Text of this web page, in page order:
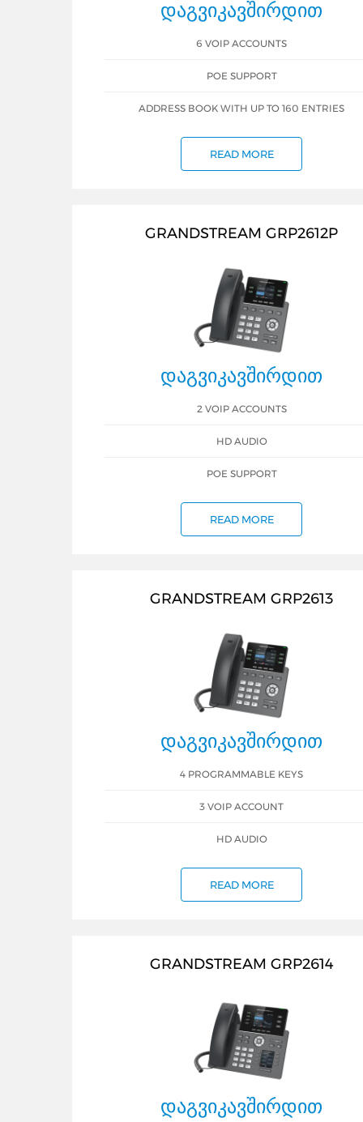
ᲓᲐᲒᲕᲘᲙᲐᲕᲨᲘᲠᲓᲘᲗ
6 VOIP ACCOUNTS
POE SUPPORT
ADDRESS BOOK WITH UP TO 160 ENTRIES
READ MORE
GRANDSTREAM GRP2612P
ᲓᲐᲒᲕᲘᲙᲐᲕᲨᲘᲠᲓᲘᲗ
2 VOIP ACCOUNTS
HD AUDIO
POE SUPPORT
READ MORE
GRANDSTREAM GRP2613
ᲓᲐᲒᲕᲘᲙᲐᲕᲨᲘᲠᲓᲘᲗ
4 PROGRAMMABLE KEYS
3 VOIP ACCOUNT
HD AUDIO
READ MORE
GRANDSTREAM GRP2614
ᲓᲐᲒᲕᲘᲙᲐᲕᲨᲘᲠᲓᲘᲗ